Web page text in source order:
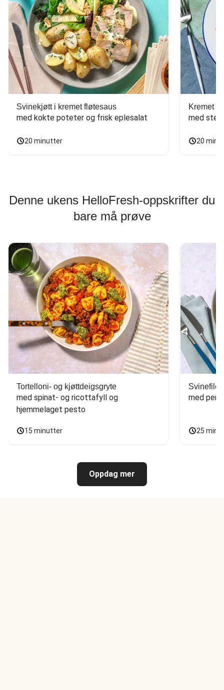
Svinekjøtt i kremet fløtesaus
med kokte poteter og frisk eplesalat
20 minutter
Kremet
med
20
Denne ukens HelloFresh-oppskrifter du
bare må prøve
Tortelloni- og kjøttdeigsgryte
med spinat- og ricottafyll og
hjemmelaget pesto
15 minutter
Svinefilet
med
25
Oppdag mer